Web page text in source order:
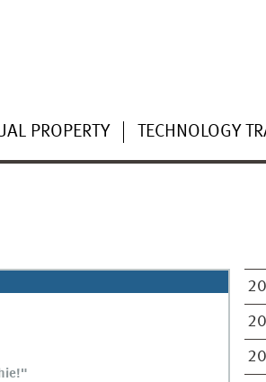
PROPERTY TECHNOLOGY